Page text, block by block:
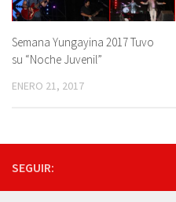
Semana Yungayina 2017 Tuvo
su “Noche Juvenil”
ENERO 21, 2017
SEGUIR: